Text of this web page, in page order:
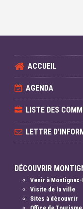
ACCUEIL
AGENDA
LISTE DES
LETTRE
DÉCOUVRIR
Venir à
Visite de la ville
Sites à découvrir